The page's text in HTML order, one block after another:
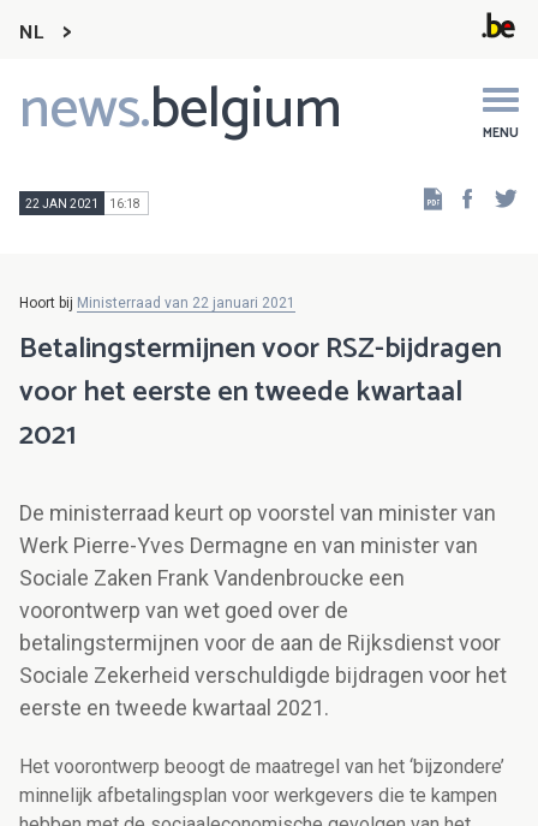
NL
news.belgium MENU
Main
navigation
22 JAN 2021 16:18
Hoort bij Ministerraad van 22 januari 2021
Betalingstermijnen voor RSZ-bijdragen
voor het eerste en tweede kwartaal
2021
De ministerraad keurt op voorstel van minister van
Werk Pierre-Yves Dermagne en van minister van
Sociale Zaken Frank Vandenbroucke een
voorontwerp van wet goed over de
betalingstermijnen voor de aan de Rijksdienst voor
Sociale Zekerheid verschuldigde bijdragen voor het
eerste en tweede kwartaal 2021.
Het voorontwerp beoogt de maatregel van het ‘bijzondere’
minnelijk afbetalingsplan voor werkgevers die te kampen